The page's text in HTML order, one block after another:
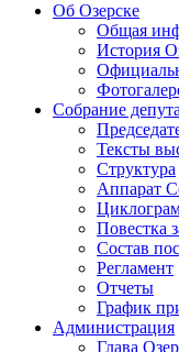
Об Озерске
Общая
История
Собрание
Тексты
Структура
Аппарат
Повестка
Состав
Регламент
Отчеты
График
Администрация
Глава